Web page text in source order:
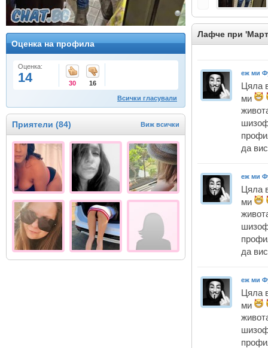
Оценка на профила
Оценка:
14 30 16
Всички гласували
Приятели (84) Виж всички
Лафче при
еж ми
Цяла
ми
да
еж ми
Цяла
ми
да
еж ми
Цяла
ми